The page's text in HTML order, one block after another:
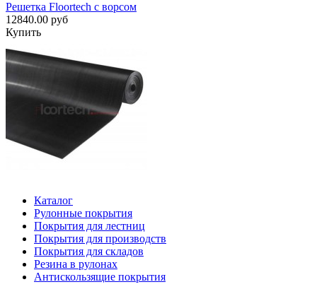
Решетка Floortech с ворсом
12840.00 руб
Купить
Каталог
Рулонные покрытия
Покрытия для лестниц
Покрытия для производств
Покрытия для складов
Резина в рулонах
Антискользящие покрытия